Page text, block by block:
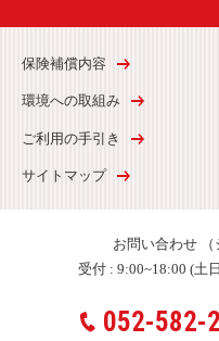
保険補償内容
環境への取組み
ご利用の手引き
サイトマップ
お問い合わせ
受付 : 9:00~18:00 (土
052-582-